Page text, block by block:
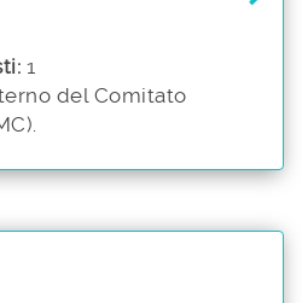
1
del Comitato